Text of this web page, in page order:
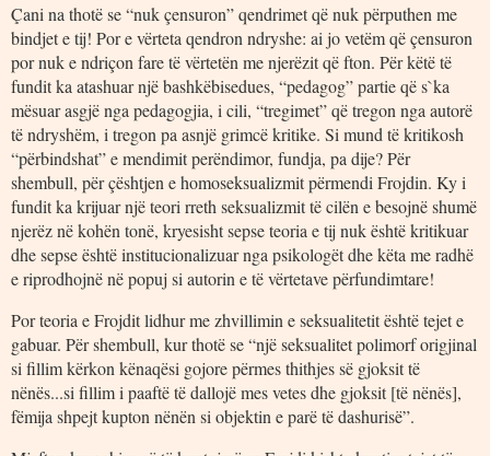
Çani na thotë se “nuk çensuron” qendrimet që nuk përputhen me
bindjet e tij! Por e vërteta qendron ndryshe: ai jo vetëm që çensuron
por nuk e ndriçon fare të vërtetën me njerëzit që fton. Për këtë të
fundit ka atashuar një bashkëbisedues, “pedagog” partie që s`ka
mësuar asgjë nga pedagogjia, i cili, “tregimet” që tregon nga autorë
të ndryshëm, i tregon pa asnjë grimcë kritike. Si mund të kritikosh
“përbindshat” e mendimit perëndimor, fundja, pa dije? Për
shembull, për çështjen e homoseksualizmit përmendi Frojdin. Ky i
fundit ka krijuar një teori rreth seksualizmit të cilën e besojnë shumë
njerëz në kohën tonë, kryesisht sepse teoria e tij nuk është kritikuar
dhe sepse është institucionalizuar nga psikologët dhe këta me radhë
e riprodhojnë në popuj si autorin e të vërtetave përfundimtare!
Por teoria e Frojdit lidhur me zhvillimin e seksualitetit është tejet e
gabuar. Për shembull, kur thotë se “një seksualitet polimorf origjinal
si fillim kërkon kënaqësi gojore përmes thithjes së gjoksit të
nënës...si fillim i paaftë të dallojë mes vetes dhe gjoksit [të nënës],
fëmija shpejt kupton nënën si objektin e parë të dashurisë”.